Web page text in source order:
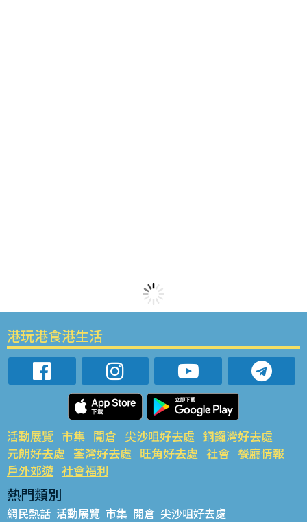
港玩港食港生活
活動展覽 市集 開倉 尖沙咀好去處 銅鑼灣好去處
元朗好去處 荃灣好去處 旺角好去處 社會 餐廳情報
戶外郊遊 社會福利
熱門類別
網民熱話 活動展覽 市集 開倉 尖沙咀好去處